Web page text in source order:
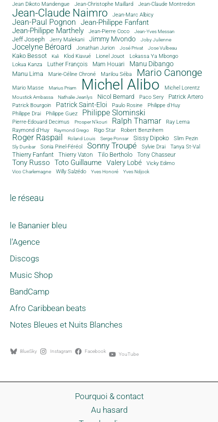
Jean Dikoto Mandengue Jean-Christophe Maillard Jean-Claude Montredon
Jean-Claude Naimro Jean-Marc Albicy
Jean-Paul Pognon
Jean-Philippe Fanfant
Jean-Philippe Marthely
Jean-Pierre Coco Jean-Yves Messan
Jeff Joseph Jerry Malekani Jimmy Mvondo Joby Julienne
Jocelyne Béroard Jonathan Jurion José Privat Jose Vulbeau
Kako Bessot Kali Klod Kiavué Lionel Jouot
Lokassa Ya Mbongo
Lokua Kanza
Luther François Mam Houari Manu Dibango
Manu Lima Marie-Céline Chroné Marilou Séba Mario Canonge
Mario Masse Marius Priam Michel Alibo Michel Lorentz
Moustick Ambassa Nathalie Jeanlys Nicol Bernard Paco Sery
Patrick Artero
Patrick Bourgoin
Patrick Saint-Eloi Paulo Rosine
Philippe d'Huy
Philippe Drai
Philippe Guez Philippe Slominski
Pierre-Edouard Decimus Prosper N'kouri Ralph Thamar
Ray Lema
Raymond d'Huy
Raymond Grego Rigo Star Robert Benzrihem
Roger Raspail Roland Louis Serge Ponsar Sissy Dipoko Slim Pezin
Sly Dunbar Sonia Pinel-Féréol Sonny Troupé Sylvie Drai Tanya St-Val
Thierry Fanfant Thierry Vaton Tilo Bertholo Tony Chasseur
Tony Russo Toto Guillaume Valery Lobé Vicky Edimo
Vico Charlemagne Willy Salzédo Yves Honoré Yves Ndjock
le réseau
le Bananier bleu
l'Agence
Discogs
Music Shop
BandCamp
Afro Caribbean beats
Notes Bleues et Nuits Blanches
BlueSky Instagram Facebook YouTube
Pourquoi & contact
Au hasard